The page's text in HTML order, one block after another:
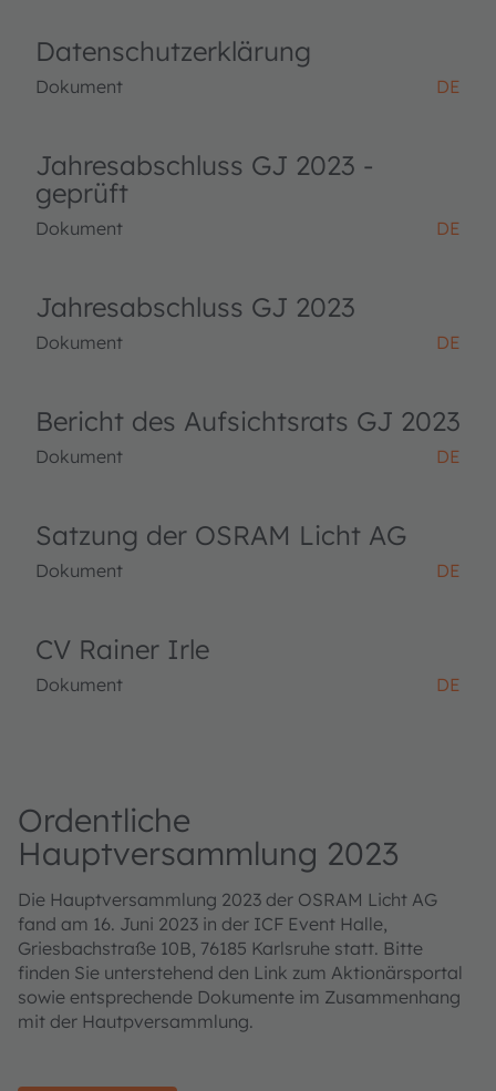
Datenschutzerklärung
Dokument DE
Jahresabschluss GJ 2023 -
geprüft
Dokument DE
Jahresabschluss GJ 2023
Dokument DE
Bericht des Aufsichtsrats GJ 2023
Dokument DE
Satzung der OSRAM Licht AG
Dokument DE
CV Rainer Irle
Dokument DE
Ordentliche
Hauptversammlung 2023
Die Hauptversammlung 2023 der OSRAM Licht AG
fand am 16. Juni 2023 in der ICF Event Halle,
Griesbachstraße 10B, 76185 Karlsruhe statt. Bitte
finden Sie unterstehend den Link zum Aktionärsportal
sowie entsprechende Dokumente im Zusammenhang
mit der Hautpversammlung.